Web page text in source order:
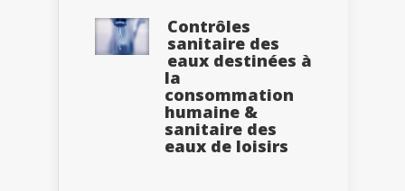
Contrôles
sanitaire des
eaux destinées à
la
consommation
humaine &
sanitaire des
eaux de loisirs